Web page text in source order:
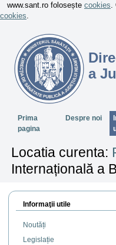
www.sant.ro folosește cookies.
cookies.
a
SectiuniPrima
pagina
Despre noi
Locatia curenta:
Internațională a
Informaţii utile
Noutăți
Legislație